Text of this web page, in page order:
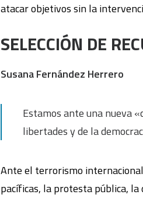
atacar objetivos sin la
SELECCIÓN DE
Susana Fernández Herrero
Estamos ante una nueva
libertades y de la
Ante el terrorismo
pacíficas, la protesta pública,